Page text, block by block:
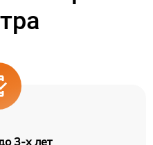
3-х лет